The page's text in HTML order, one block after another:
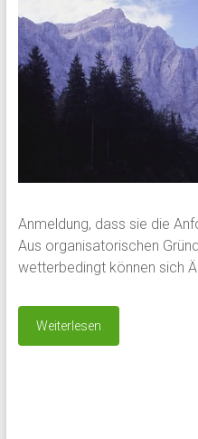
Anmeldung, dass sie die
Aus organisatorischen
wetterbedingt können sich
Weiterlesen